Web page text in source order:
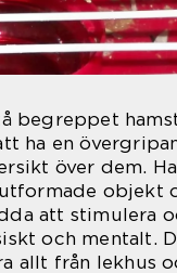
begreppet
ha en
över dem.
objekt
att stimulera
och mentalt.
allt från lekhus